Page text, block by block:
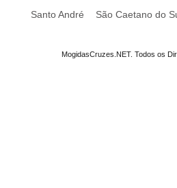
Santo André São Caetano do
MogidasCruzes.NET. Todos os